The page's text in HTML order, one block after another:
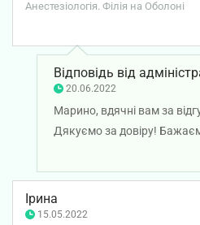
спеціалістів. Всім рекомендую :)
Анестезіологія. Філія на Оболоні
Відповідь від
20.06.2022
Марино, вдячні вам за
Дякуємо за довіру!
Ірина
15.05.2022